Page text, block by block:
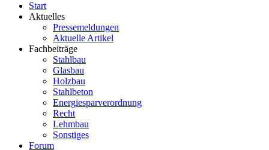
Start
Aktuelles
Pressemeldungen
Aktuelle Artikel
Fachbeiträge
Stahlbau
Glasbau
Holzbau
Stahlbeton
Energiesparverordnung
Recht
Lehmbau
Sonstiges
Forum